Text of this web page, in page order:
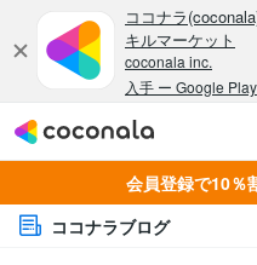
会員登録で10％
ココナラブログ